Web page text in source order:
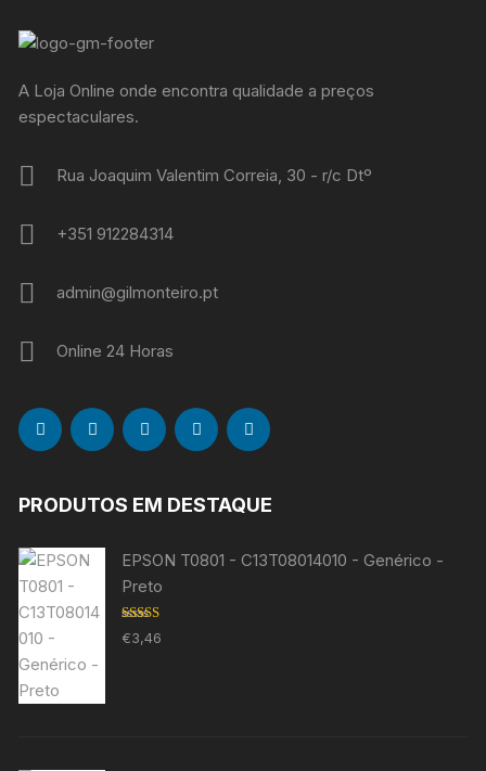
A Loja Online onde encontra qualidade a preços
espectaculares.
Rua Joaquim Valentim Correia, 30 - r/c Dtº
+351 912284314
admin@gilmonteiro.pt
Online 24 Horas
PRODUTOS EM DESTAQUE
EPSON T0801 - C13T08014010 - Genérico -
Preto
Avaliação
5.00 de 5
€3,46